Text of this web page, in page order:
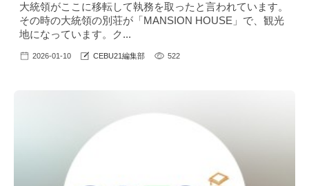
大統領がここに移転して執務を取ったと言われています。
その時の大統領の別荘が「MANSION HOUSE」で、観光
地になっています。ク...
2026-01-10 CEBU21編集部 522